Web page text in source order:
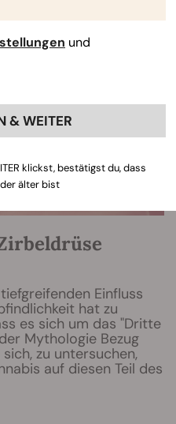
Einfluss
hat zu
es sich um das "Dritte
Mythologie Bezug
zu untersuchen,
auf diesen Teil des
und
& WEITER
klickst, bestätigst du, dass
älter bist